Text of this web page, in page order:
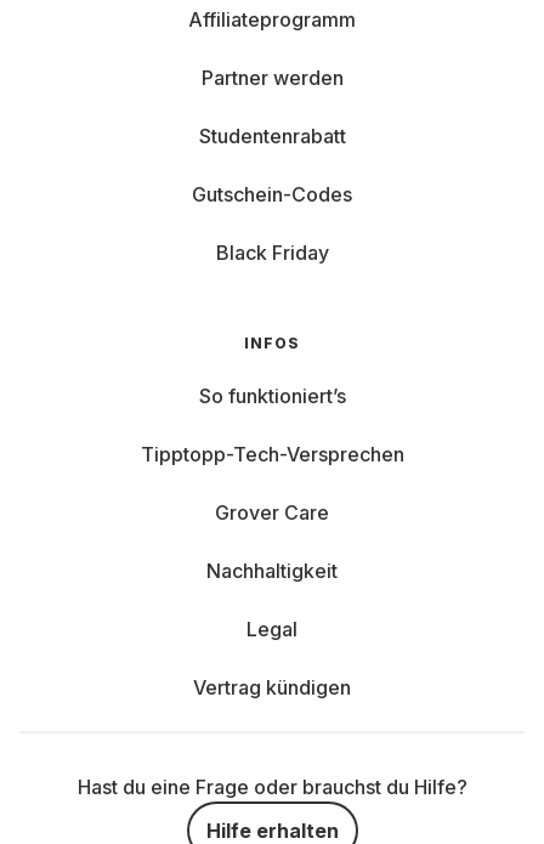
Affiliateprogramm
Partner werden
Studentenrabatt
Gutschein-Codes
Black Friday
INFOS
So funktioniert’s
Tipptopp-Tech-Versprechen
Grover Care
Nachhaltigkeit
Legal
Vertrag kündigen
Hast du eine Frage oder brauchst du Hilfe?
Hilfe erhalten